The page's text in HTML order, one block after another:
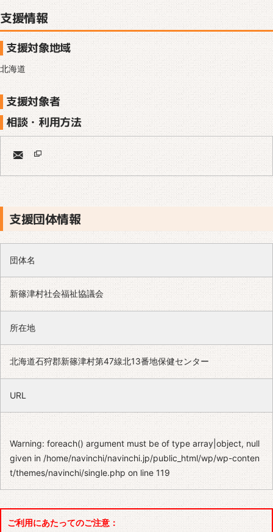
支援情報
支援対象地域
北海道
支援対象者
相談・利用方法
支援団体情報
団体名
新篠津村社会福祉協議会
所在地
北海道石狩郡新篠津村第47線北13番地保健センター
URL
Warning: foreach() argument must be of type array|object, null
given in/home/navinchi/navinchi.jp/public_html/wp/wp-conten
t/themes/navinchi/single.php on line119
ご利用にあたってのご注意：